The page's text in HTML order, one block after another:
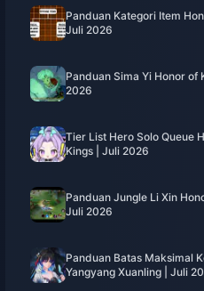
Panduan Kategori Item
Juli 2026
Panduan Sima Yi Honor of
2026
Tier List Hero Solo Queue
Kings | Juli 2026
Panduan Jungle Li Xin
Juli 2026
Panduan Batas Maksimal
Yangyang Xuanling | Juli